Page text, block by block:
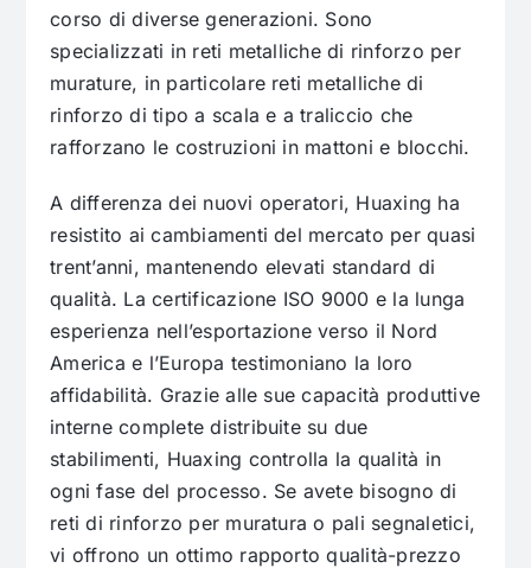
corso di diverse generazioni. Sono
specializzati in reti metalliche di rinforzo per
murature, in particolare reti metalliche di
rinforzo di tipo a scala e a traliccio che
rafforzano le costruzioni in mattoni e blocchi.
A differenza dei nuovi operatori, Huaxing ha
resistito ai cambiamenti del mercato per quasi
trent’anni, mantenendo elevati standard di
qualità. La certificazione ISO 9000 e la lunga
esperienza nell’esportazione verso il Nord
America e l’Europa testimoniano la loro
affidabilità. Grazie alle sue capacità produttive
interne complete distribuite su due
stabilimenti, Huaxing controlla la qualità in
ogni fase del processo. Se avete bisogno di
reti di rinforzo per muratura o pali segnaletici,
vi offrono un ottimo rapporto qualità-prezzo